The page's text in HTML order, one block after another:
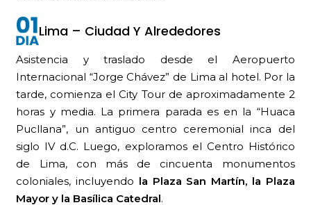
Lima – Ciudad Y Alrededores
Asistencia y traslado desde el Aeropuerto
Internacional “Jorge Chávez” de Lima al hotel. Por la
tarde, comienza el City Tour de aproximadamente 2
horas y media. La primera parada es en la “Huaca
Pucllana”, un antiguo centro ceremonial inca del
siglo IV d.C. Luego, exploramos el Centro Histórico
de Lima, con más de cincuenta monumentos
coloniales, incluyendo la Plaza San Martín, la Plaza
Mayor y la Basílica Catedral.